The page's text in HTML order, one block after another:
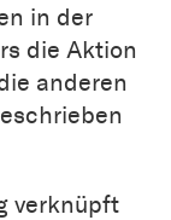
in der
die Aktion
anderen
verknüpft